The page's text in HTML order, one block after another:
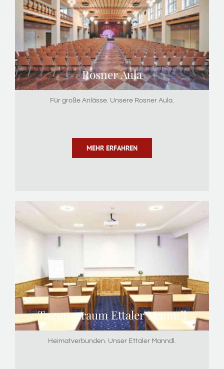
Rosner Aula
Für große Anlässe. Unsere Rosner Aula.
MEHR ERFAHREN
Tagungsraum Ettaler Manndl
Heimatverbunden. Unser Ettaler Manndl.